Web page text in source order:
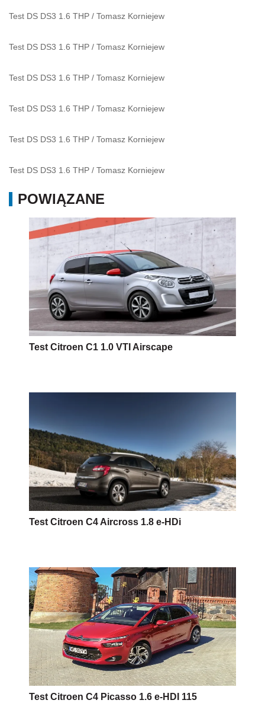
Test DS DS3 1.6 THP / Tomasz Korniejew
Test DS DS3 1.6 THP / Tomasz Korniejew
Test DS DS3 1.6 THP / Tomasz Korniejew
Test DS DS3 1.6 THP / Tomasz Korniejew
Test DS DS3 1.6 THP / Tomasz Korniejew
Test DS DS3 1.6 THP / Tomasz Korniejew
POWIĄZANE
Test Citroen C1 1.0 VTI Airscape
Test Citroen C4 Aircross 1.8 e-HDi
Test Citroen C4 Picasso 1.6 e-HDI 115